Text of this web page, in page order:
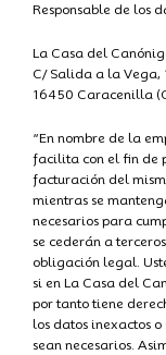
Responsable de los
La Casa del
C/ Salida a la Vega,
16450 Caracenilla
“En nombre de la
facilita con el fin de
facturación del
mientras se
necesarios para
se cederán a
obligación legal.
si en La Casa del
por tanto tiene
los datos inexactos
sean necesarios.